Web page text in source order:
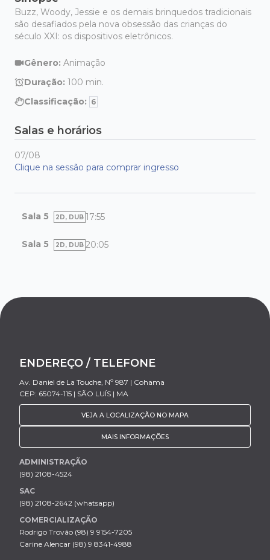
Buzz, Woody, Jessie e os demais brinquedos tradicionais
são desafiados pela nova obsessão das crianças do
século XXI: os dispositivos eletrônicos.
Gênero: Animação
Duração: 100 min.
Classificação: 6
Salas e horários
07/08
Clique na sessão para comprar ingresso
Sala 5 2D, DUB 17:55
Sala 5 2D, DUB 20:05
ENDEREÇO / TELEFONE
Av. Daniel de La Touche, Nº 987 | Cohama
CEP: 65074-115 | SÃO LUÍS | MA
VEJA A LOCALIZAÇÃO NO MAPA
MAIS INFORMAÇÕES
ADMINISTRAÇÃO
(98) 2108-4524
SAC
(98) 2108-2642 (whatsapp)
COMERCIALIZAÇÃO
Rodrigo Trovão (98) 9 9154-7205
Carine Alencar (98) 9 8341-4988